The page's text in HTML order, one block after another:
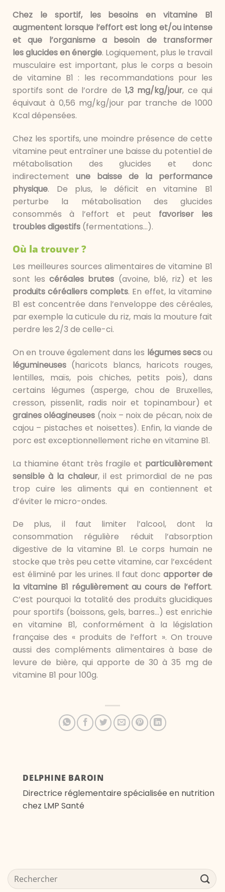
Chez le sportif, les besoins en vitamine B1
augmentent lorsque l’effort est long et/ou intense
et que l’organisme a besoin de transformer
les glucides en énergie. Logiquement, plus le travail
musculaire est important, plus le corps a besoin
de vitamine B1 : les recommandations pour les
sportifs sont de l’ordre de 1,3 mg/kg/jour, ce qui
équivaut à 0,56 mg/kg/jour par tranche de 1000
Kcal dépensées.
Chez les sportifs, une moindre présence de cette
vitamine peut entraîner une baisse du potentiel de
métabolisation des glucides et donc
indirectement une baisse de la performance
physique. De plus, le déficit en vitamine B1
perturbe la métabolisation des glucides
consommés à l’effort et peut favoriser les
troubles digestifs (fermentations…).
Où la trouver ?
Les meilleures sources alimentaires de vitamine B1
sont lescéréales brutes (avoine, blé, riz) et les
produits céréaliers complets. En effet, la vitamine
B1 est concentrée dans l’enveloppe des céréales,
par exemple la cuticule du riz, mais la mouture fait
perdre les 2/3 de celle-ci.
On en trouve également dans les légumes secsou
légumineuses (haricots blancs, haricots rouges,
lentilles, maïs, pois chiches, petits pois), dans
certains légumes (asperge, chou de Bruxelles,
cresson, pissenlit, radis noir et topinambour) et
graines oléagineuses (noix – noix de pécan, noix de
cajou – pistaches et noisettes). Enfin, la viande de
porc est exceptionnellement riche en vitamine B1.
La thiamine étant très fragile et particulièrement
sensible à la chaleur, il est primordial de ne pas
trop cuire les aliments qui en contiennent et
d’éviter le micro-ondes.
De plus, il faut limiter l’alcool, dont la
consommation régulière réduit l’absorption
digestive de la vitamine B1. Le corps humain ne
stocke que très peu cette vitamine, car l’excédent
est éliminé par les urines. Il faut doncapporter de
la vitamine B1 régulièrement au cours de l’effort.
C’est pourquoi la totalité des produits glucidiques
pour sportifs (boissons, gels, barres…) est enrichie
en vitamine B1, conformément à la législation
française des « produits de l’effort ». On trouve
aussi des compléments alimentaires à base de
levure de bière, qui apporte de 30 à 35 mg de
vitamine B1 pour 100g.
DELPHINE BAROIN
Directrice réglementaire spécialisée en nutrition
chez LMP Santé